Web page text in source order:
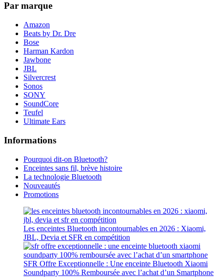
Par marque
Amazon
Beats by Dr. Dre
Bose
Harman Kardon
Jawbone
JBL
Silvercrest
Sonos
SONY
SoundCore
Teufel
Ultimate Ears
Informations
Pourquoi dit-on Bluetooth?
Enceintes sans fil, brève histoire
La technologie Bluetooth
Nouveautés
Promotions
Les enceintes Bluetooth incontournables en 2026 : Xiaomi,
JBL, Devia et SFR en compétition
SFR Offre Exceptionnelle : Une enceinte Bluetooth Xiaomi
Soundparty 100% Remboursée avec l’achat d’un Smartphone